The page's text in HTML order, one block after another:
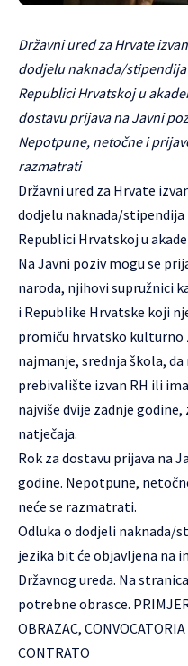
Državni ured za Hrvate
dodjelu naknada/stipendija
Republici Hrvatskoj u
dostavu prijava na Javni
Nepotpune, netočne i
razmatrati
Državni ured za Hrvate
dodjelu naknada/stipendija
Republici Hrvatskoj u
Na Javni pozivmogu se
naroda, njihovi supružnici
i Republike Hrvatske koji
promiču hrvatsko kulturno
najmanje, srednja škola,
prebivalište izvan RH ili
najviše dvije zadnje
natječaja.
Rok za dostavu prijava na
godine. Nepotpune,
neće se razmatrati.
Odluka o dodjeli naknada/
jezika bit će objavljena na
Državnog ureda. Na
potrebne obrasce.
OBRAZAC,
CONTRATO